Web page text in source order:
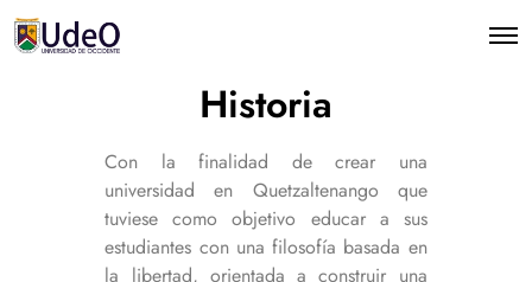
Historia
Con la finalidad de crear una
universidad en Quetzaltenango que
tuviese como objetivo educar a sus
estudiantes con una filosofía basada en
la libertad, orientada a construir una